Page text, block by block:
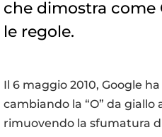
che dimostra come
le regole.
Il 6 maggio 2010, Google
cambiando la “O” da giallo
rimuovendo la sfumatura